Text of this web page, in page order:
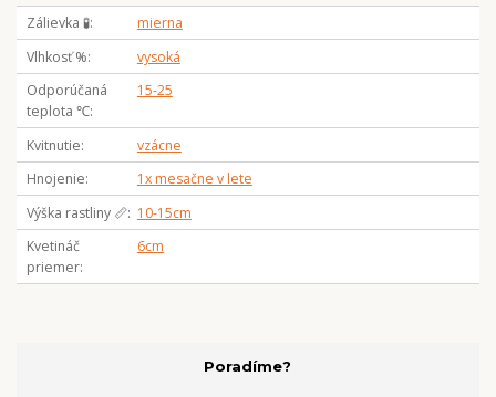
Zálievka 🧪
mierna
Vlhkosť %
vysoká
Odporúčaná
teplota ℃
15-25
Kvitnutie
vzácne
Hnojenie
1x mesačne v lete
Výška rastliny 📏
10-15cm
Kvetináč
priemer
6cm
Poradíme?